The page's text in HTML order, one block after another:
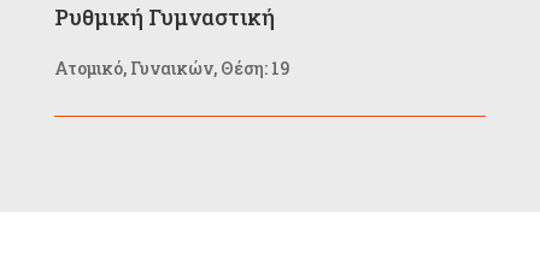
Ρυθμική Γυμναστική
Ατομικό, Γυναικών, Θέση: 19